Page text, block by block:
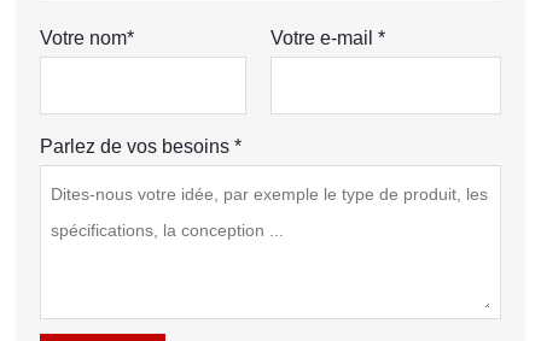
Votre nom* Votre e-mail *
Parlez de vos besoins *